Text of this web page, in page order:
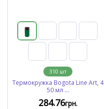
310 шт
Термокружка Bogota Line Art, 4
50 мл ...
284.76грн.